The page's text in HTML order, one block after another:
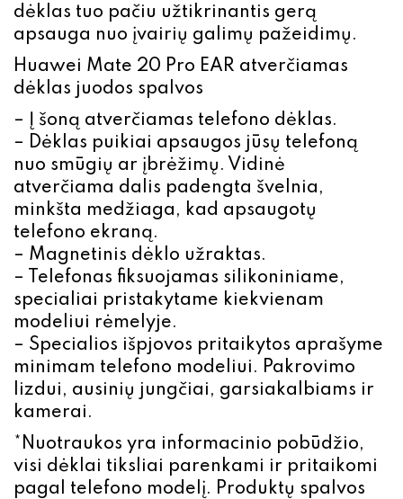
dėklas tuo pačiu užtikrinantis gerą
apsauga nuo įvairių galimų pažeidimų.
Huawei Mate 20 Pro EAR atverčiamas
dėklas juodos spalvos
– Į šoną atverčiamas telefono dėklas.
– Dėklas puikiai apsaugos jūsų telefoną
nuo smūgių ar įbrėžimų. Vidinė
atverčiama dalis padengta švelnia,
minkšta medžiaga, kad apsaugotų
telefono ekraną.
– Magnetinis dėklo užraktas.
– Telefonas fiksuojamas silikoniniame,
specialiai pristakytame kiekvienam
modeliui rėmelyje.
– Specialios išpjovos pritaikytos aprašyme
minimam telefono modeliui. Pakrovimo
lizdui, ausinių jungčiai, garsiakalbiams ir
kamerai.
*Nuotraukos yra informacinio pobūdžio,
visi dėklai tiksliai parenkami ir pritaikomi
pagal telefono modelį. Produktų spalvos